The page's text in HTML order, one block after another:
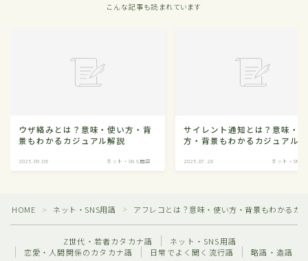
こんな記事も読まれています
ウザ絡みとは？意味・使い方・背
景もわかるカジュアル解説
2025.09.06 ネット・SNS用語
サイレント通知とは？意味・
方・背景もわかるカジュアル
2025.07.28 ネット・SNS
HOME ＞ ネット・SNS用語 ＞ アフレコとは？意味・使い方・背景もわかるカ
Z世代・若者カタカナ語
ネット・SNS用語
恋愛・人間関係のカタカナ語
日常でよく聞く流行語 略語・造語